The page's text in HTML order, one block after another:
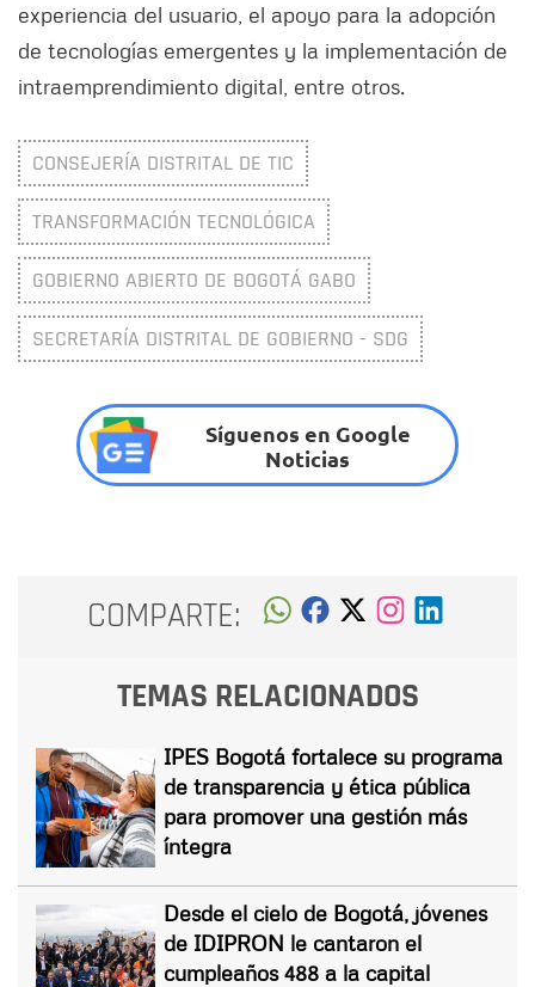
experiencia del usuario, el apoyo para la adopción
de tecnologías emergentes y la implementación de
intraemprendimiento digital, entre otros.
CONSEJERÍA DISTRITAL DE TIC
TRANSFORMACIÓN TECNOLÓGICA
GOBIERNO ABIERTO DE BOGOTÁ GABO
SECRETARÍA DISTRITAL DE GOBIERNO - SDG
Síguenos en Google
Noticias
COMPARTE:
TEMAS RELACIONADOS
IPES Bogotá fortalece su programa
de transparencia y ética pública
para promover una gestión más
íntegra
Desde el cielo de Bogotá, jóvenes
de IDIPRON le cantaron el
cumpleaños 488 a la capital